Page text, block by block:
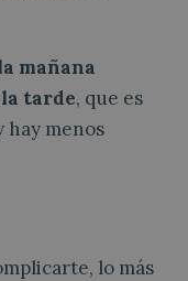
mañana
tarde, que es
hay menos
lo más